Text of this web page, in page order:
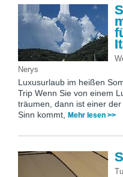
Nerys
Luxusurlaub im heißen
Trip Wenn Sie von einem
träumen, dann ist einer
Sinn kommt, Mehr lesen >>